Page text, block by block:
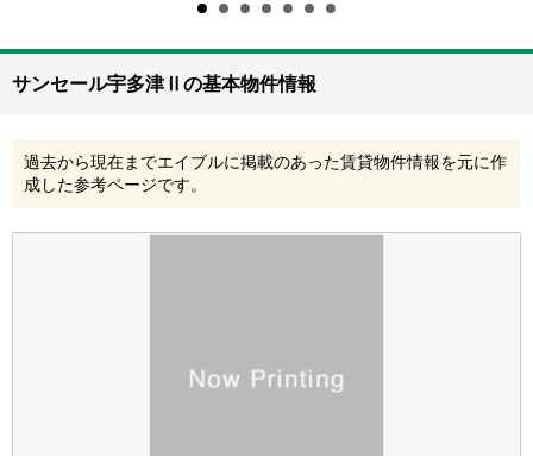
サンセール宇多津Ⅱの基本物件情報
過去から現在までエイブルに掲載のあった賃貸物件情報を元に作
成した参考ページです。